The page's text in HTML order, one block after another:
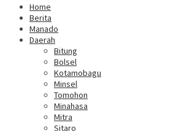
Home
Berita
Manado
Daerah
Bitung
Bolsel
Kotamobagu
Minsel
Tomohon
Minahasa
Mitra
Sitaro